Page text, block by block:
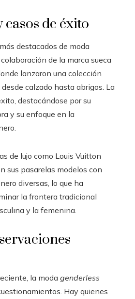
casos de éxito
destacados de moda
de la marca sueca
lanzaron una colección
calzado hasta abrigos. La
destacándose por su
y su enfoque en la
de lujo como Louis Vuitton
sus pasarelas modelos con
diversas, lo que ha
la frontera tradicional
y la femenina.
la moda genderless
Hay quienes